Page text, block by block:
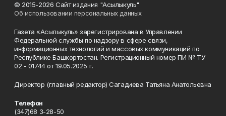
© 2015-2026 Сайт издания "Асылыкуль"
Об использовании персональных данных
Газета «Асылыкуль» зарегистрирована в Управлении
Федеральной службы по надзору в сфере связи,
информационных технологий и массовых коммуникаций по
Республике Башкортостан. Регистрационный номер ПИ № ТУ
02 - 01744 от 19.05.2025 г.
Директор (главный редактор) Сагадиева Татьяна Анатольевна
Телефон
(347)68 3-28-50